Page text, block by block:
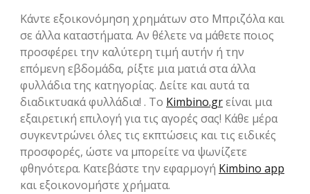
Κάντε εξοικονόμηση χρημάτων στο Μπριζόλα και
σε άλλα καταστήματα. Αν θέλετε να μάθετε ποιος
προσφέρει την καλύτερη τιμή αυτήν ή την
επόμενη εβδομάδα, ρίξτε μια ματιά στα άλλα
φυλλάδια της κατηγορίας. Δείτε και αυτά τα
διαδικτυακά φυλλάδια! . Το Kimbino.grείναι μια
εξαιρετική επιλογή για τις αγορές σας! Κάθε μέρα
συγκεντρώνει όλες τις εκπτώσεις και τις ειδικές
προσφορές, ώστε να μπορείτε να ψωνίζετε
φθηνότερα. Κατεβάστε την εφαρμογή Kimbino app
και εξοικονομήστε χρήματα.